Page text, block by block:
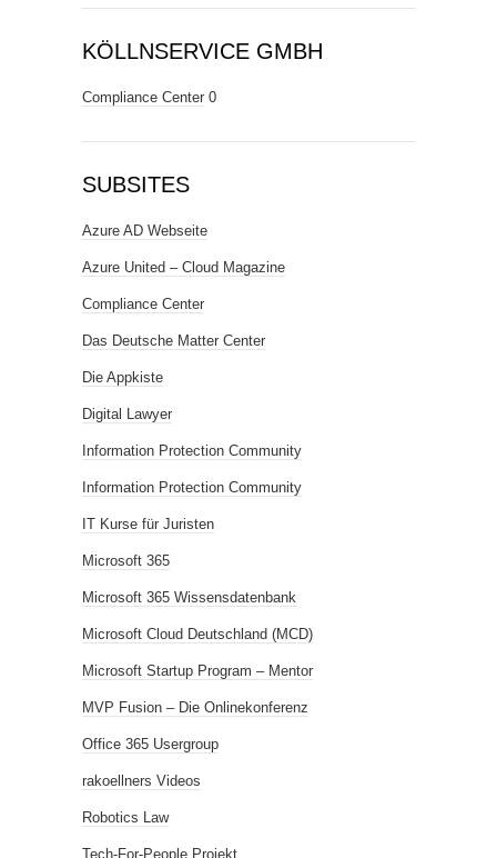
KÖLLNSERVICE GMBH
Compliance Center 0
SUBSITES
Azure AD Webseite
Azure United – Cloud Magazine
Compliance Center
Das Deutsche Matter Center
Die Appkiste
Digital Lawyer
Information Protection Community
Information Protection Community
IT Kurse für Juristen
Microsoft 365
Microsoft 365 Wissensdatenbank
Microsoft Cloud Deutschland (MCD)
Microsoft Startup Program – Mentor
MVP Fusion – Die Onlinekonferenz
Office 365 Usergroup
rakoellners Videos
Robotics Law
Tech-For-People Projekt